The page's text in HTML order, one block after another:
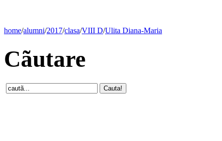
home/alumni/2017/clasa/VIII D/Ulita Diana-Maria
Cãutare